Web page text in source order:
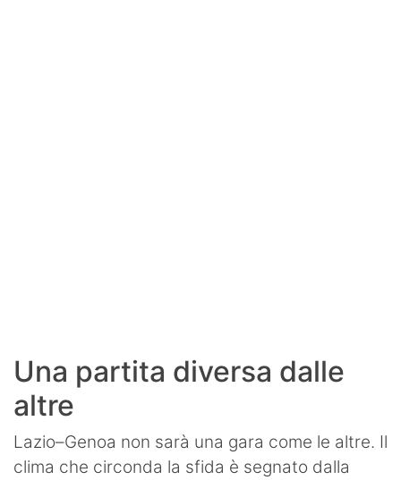
Una partita diversa dalle
altre
Lazio–Genoa non sarà una gara come le altre. Il
clima che circonda la sfida è segnato dalla